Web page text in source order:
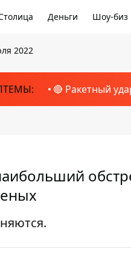
Деньги Шоу-биз
2022
🔴 Ракетный